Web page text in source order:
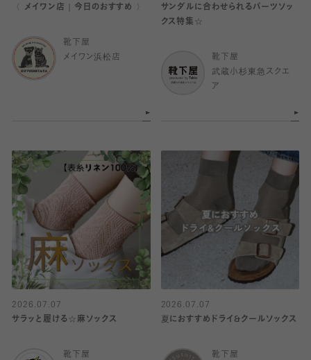
〈 メイワン店｜今日のおすすめ 〉
靴下屋
メイワン浜松店
サンダルに合わせられるパーツソッ
クス特集☆
靴下屋
武蔵小杉東急スクエ
ア
2026.07.07
サラッと履ける☆麻ソックス
靴下屋
2026.07.07
夏におすすめドライ&クールソックス
靴下屋